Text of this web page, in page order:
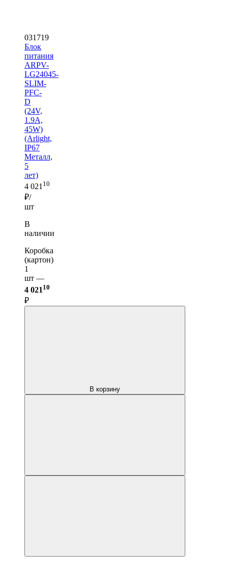
031719
Блок
питания
ARPV-
LG24045-
SLIM-
PFC-
D
(24V,
1.9A,
45W)
(Arlight,
IP67
Металл,
5
лет)
4 021 10
₽/
шт
В
наличии
Коробка
(картон)
1
шт —
4 021 10
₽
В корзину